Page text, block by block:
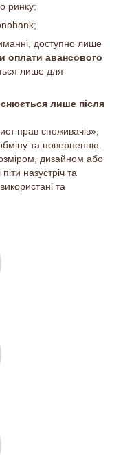
ринку;
доступно лише
оплати авансового
лише для
лише після
прав споживачів»,
та поверненню.
дизайном або
назустріч та
та